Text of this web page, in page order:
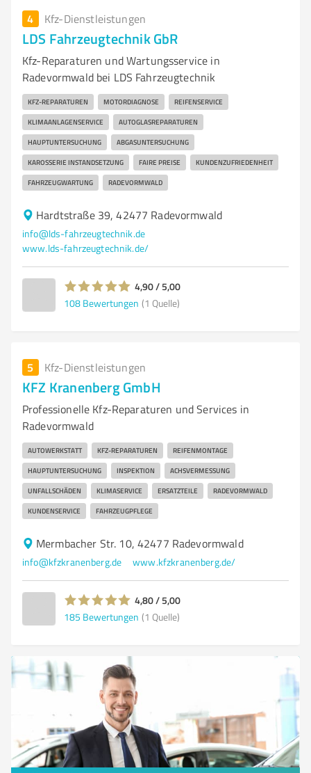
4 Kfz-Dienstleistungen
LDS Fahrzeugtechnik GbR
Kfz-Reparaturen und Wartungsservice in
Radevormwald bei LDS Fahrzeugtechnik
KFZ-REPARATUREN MOTORDIAGNOSE REIFENSERVICE
KLIMAANLAGENSERVICE AUTOGLASREPARATUREN
HAUPTUNTERSUCHUNG ABGASUNTERSUCHUNG
KAROSSERIE INSTANDSETZUNG FAIRE PREISE KUNDENZUFRIEDENHEIT
FAHRZEUGWARTUNG RADEVORMWALD
Hardtstraße 39, 42477 Radevormwald
info@lds-fahrzeugtechnik.de
www.lds-fahrzeugtechnik.de/
4,90 / 5,00
108 Bewertungen (1 Quelle)
5 Kfz-Dienstleistungen
KFZ Kranenberg GmbH
Professionelle Kfz-Reparaturen und Services in
Radevormwald
AUTOWERKSTATT KFZ-REPARATUREN REIFENMONTAGE
HAUPTUNTERSUCHUNG INSPEKTION ACHSVERMESSUNG
UNFALLSCHÄDEN KLIMASERVICE ERSATZTEILE RADEVORMWALD
KUNDENSERVICE FAHRZEUGPFLEGE
Mermbacher Str. 10, 42477 Radevormwald
info@kfzkranenberg.de www.kfzkranenberg.de/
4,80 / 5,00
185 Bewertungen (1 Quelle)